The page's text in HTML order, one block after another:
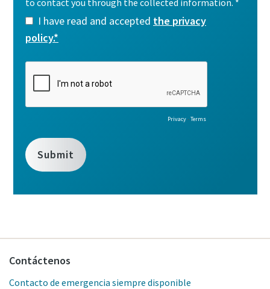
Contáctenos
Contacto de emergencia siempre disponible